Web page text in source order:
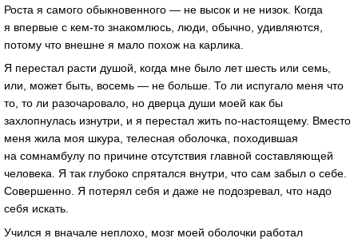
Роста я самого обыкновенного — не высок и не низок. Когда
я впервые с кем-то знакомлюсь, люди, обычно, удивляются,
потому что внешне я мало похож на карлика.
Я перестал расти душой, когда мне было лет шесть или семь,
или, может быть, восемь — не больше. То ли испугало меня что
то, то ли разочаровало, но дверца души моей как бы
захлопнулась изнутри, и я перестал жить по-настоящему. Вместо
меня жила моя шкура, телесная оболочка, походившая
на сомнамбулу по причине отсутствия главной составляющей
человека. Я так глубоко спрятался внутри, что сам забыл о себе.
Совершенно. Я потерял себя и даже не подозревал, что надо
себя искать.
Учился я вначале неплохо, мозг моей оболочки работал